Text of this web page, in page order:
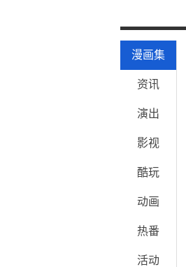
漫画集
资讯
演出
影视
酷玩
动画
热番
活动